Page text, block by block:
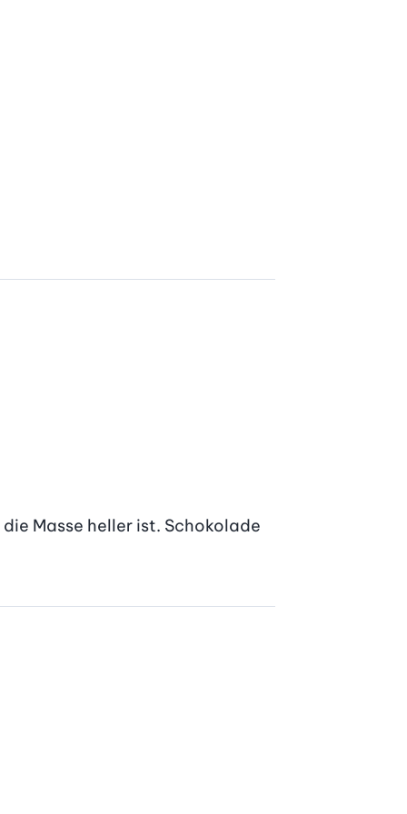
Masse heller ist. Schokolade